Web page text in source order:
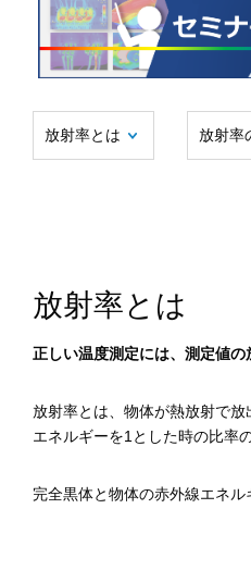
放射率とは 放射率
放射率とは
正しい温度測定には、測定値の
放射率とは、物体が熱放射で
エネルギーを1とした時の比率
完全黒体と物体の赤外線エネ